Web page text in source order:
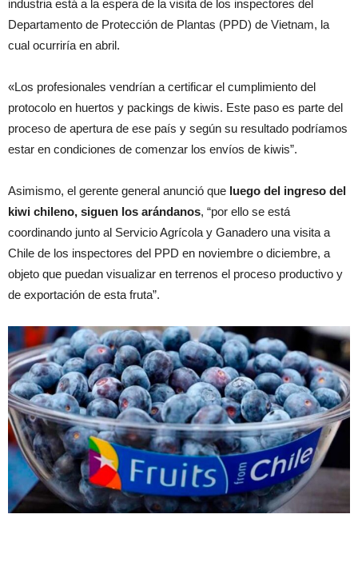
industria está a la espera de la visita de los inspectores del
Departamento de Protección de Plantas (PPD) de Vietnam, la
cual ocurriría en abril.
«Los profesionales vendrían a certificar el cumplimiento del
protocolo en huertos y packings de kiwis. Este paso es parte del
proceso de apertura de ese país y según su resultado podríamos
estar en condiciones de comenzar los envíos de kiwis”.
Asimismo, el gerente general anunció que luego del ingreso del
kiwi chileno, siguen los arándanos, “por ello se está
coordinando junto al Servicio Agrícola y Ganadero una visita a
Chile de los inspectores del PPD en noviembre o diciembre, a
objeto que puedan visualizar en terrenos el proceso productivo y
de exportación de esta fruta”.